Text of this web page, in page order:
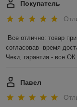
Покупатель
Все отлично: товар
согласовав  время
Чеки, гарантия - все ОК.
Павел